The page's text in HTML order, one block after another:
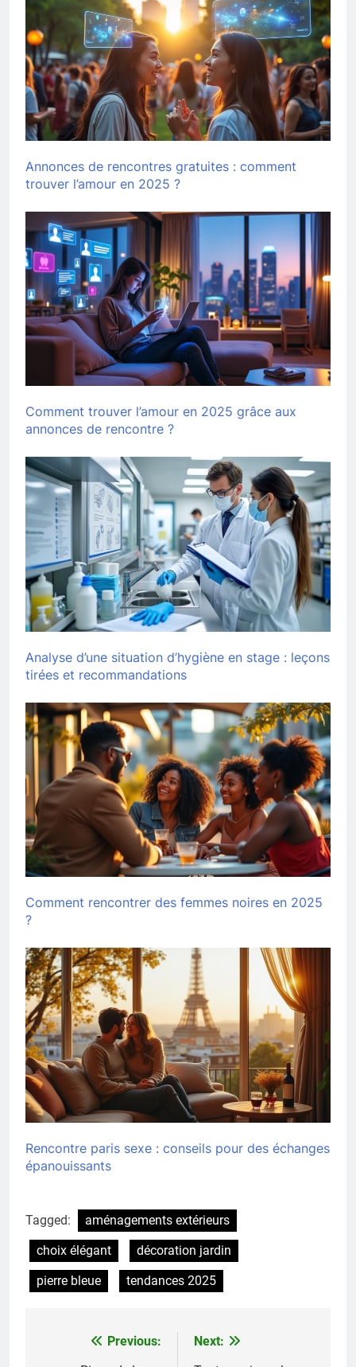
Annonces de rencontres gratuites : comment
trouver l’amour en 2025 ?
Comment trouver l’amour en 2025 grâce aux
annonces de rencontre ?
Analyse d’une situation d’hygiène en stage : leçons
tirées et recommandations
Comment rencontrer des femmes noires en 2025
?
Rencontre paris sexe : conseils pour des échanges
épanouissants
Tagged:
aménagements extérieurs
choix élégant
décoration jardin
pierre bleue
tendances 2025
NavigationPrevious:
Next: